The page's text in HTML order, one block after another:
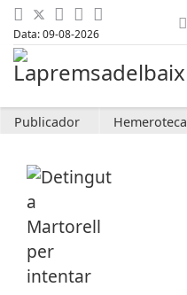
Data: 09-08-2026
Publicador Hemeroteca